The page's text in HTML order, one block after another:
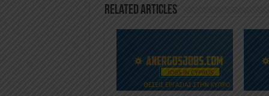
o
k
Related Articles